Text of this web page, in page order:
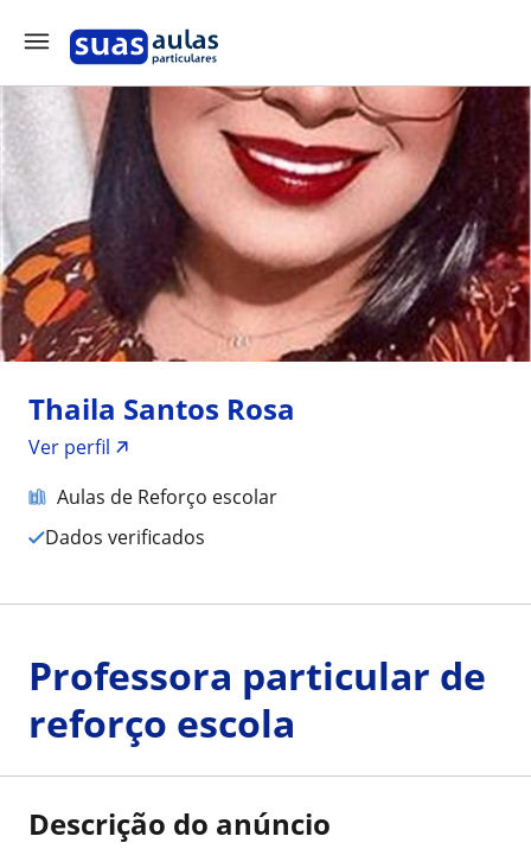
Thaila Santos Rosa
Ver perfil
Aulas de Reforço escolar
Dados verificados
Professora particular de
reforço escola
Descrição do anúncio